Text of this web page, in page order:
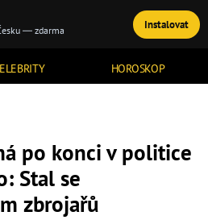
HOROSKOP
TÉMATA
po konci v politice
Stal se
zbrojařů
— zdarma Instalovat